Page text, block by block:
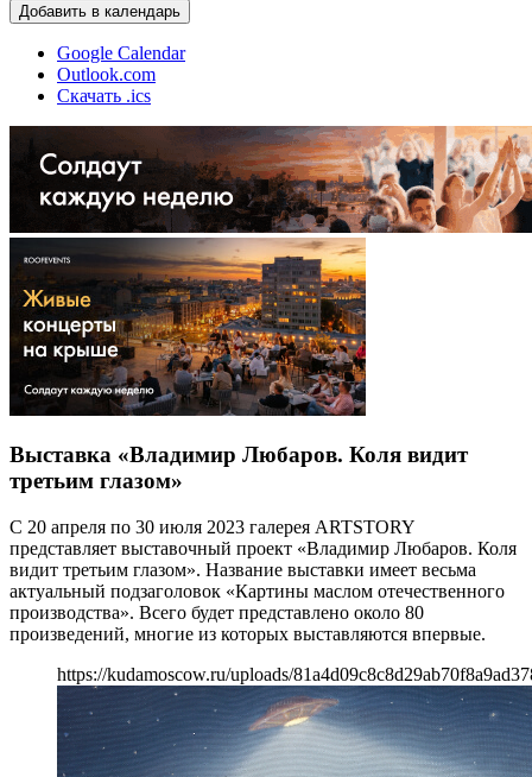
Добавить в календарь
Google Calendar
Outlook.com
Скачать .ics
Выставка «Владимир Любаров. Коля видит
третьим глазом»
С 20 апреля по 30 июля 2023 галерея ARTSTORY
представляет выставочный проект «Владимир Любаров. Коля
видит третьим глазом». Название выставки имеет весьма
актуальный подзаголовок «Картины маслом отечественного
производства». Всего будет представлено около 80
произведений, многие из которых выставляются впервые.
https://kudamoscow.ru/uploads/